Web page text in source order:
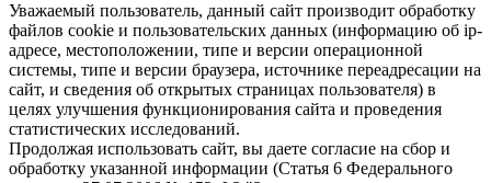
Уважаемый пользователь, данный сайт производит обработку
файлов cookie и пользовательских данных (информацию об ip-
адресе, местоположении, типе и версии операционной
системы, типе и версии браузера, источнике переадресации на
сайт, и сведения об открытых страницах пользователя) в
целях улучшения функционирования сайта и проведения
статистических исследований.
Продолжая использовать сайт, вы даете согласие на сбор и
обработку указанной информации (Статья 6 Федерального